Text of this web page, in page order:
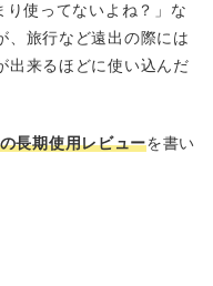
り使ってないよね？」な
、旅行など遠出の際には
出来るほどに使い込んだ
長期使用レビューを書い